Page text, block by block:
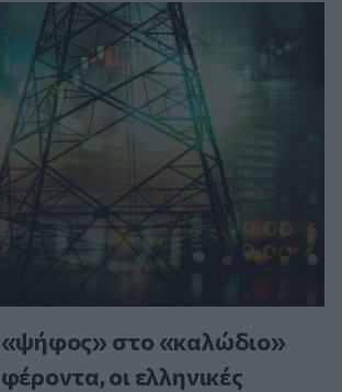
«ψήφος» στο «καλώδιο»
οι ελληνικές